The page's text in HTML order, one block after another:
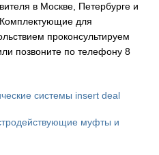
в Москве, Петербурге и
для
проконсультируем
позвоните по телефону 8
системы insert deal
муфты и